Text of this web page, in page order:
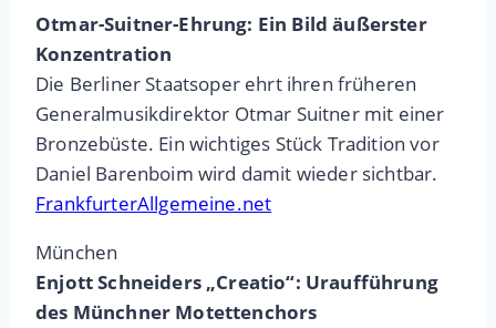
Otmar-Suitner-Ehrung: Ein Bild äußerster
Konzentration
Die Berliner Staatsoper ehrt ihren früheren
Generalmusikdirektor Otmar Suitner mit einer
Bronzebüste. Ein wichtiges Stück Tradition vor
Daniel Barenboim wird damit wieder sichtbar.
FrankfurterAllgemeine.net
München
Enjott Schneiders „Creatio“: Uraufführung
des Münchner Motettenchors